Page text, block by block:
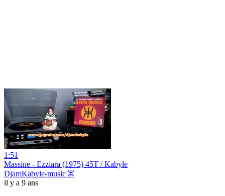
1:51
Massine - Ezziara (1975) 45T / Kabyle
DjamKabyle-music ⵣ
il y a 9 ans